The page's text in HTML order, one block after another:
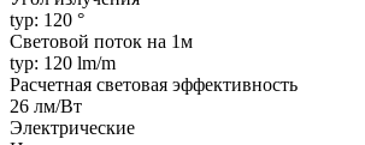
typ: 120 °
Световой поток на 1м
typ: 120 lm/m
Расчетная световая эффективность
26 лм/Вт
Электрические